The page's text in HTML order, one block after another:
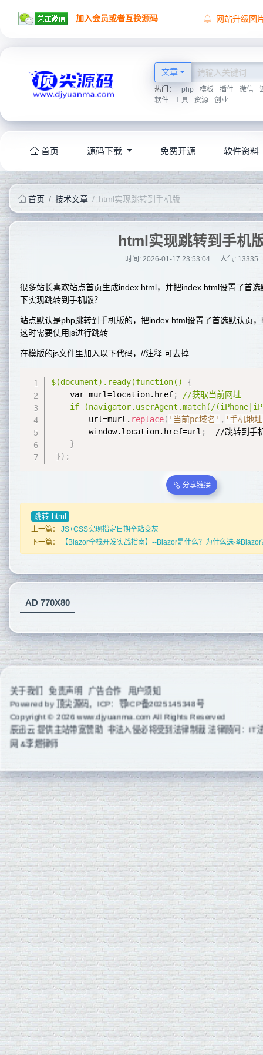
加入会员或者互换源码
网站升级图
文章
热门： php 模板 插件 微信
软件
工具 资源 创业
首页 源码下载 免费开源 软件资料
首页 技术文章 html实现跳转到手机版
html实现跳转到手机
时间: 2026-01-17 23:53:04 人气: 13335
很多站长喜欢站点首页生成index.html，并把index.html设置了首
下实现跳转到手机版？
站点默认是php跳转到手机版的，把index.html设置了首选默认页
这时需要使用js进行跳转
在模版的js文件里加入以下代码，//注释 可去掉
$(document).ready(function()
{
    var murl=location.href
;
//获取当前网址
if (navigator.userAgent.match(/
        url=murl.
replace( '当前pc域名' , '手机地
        window.location.href=url
;
//跳转到手
}
}) ;
分享链接
跳转 html
上一篇： JS+CSS实现指定日期全站变灰
下一篇：
【Blazor全栈开发实战指南】--Blazor是什么？为什么选择Blazor
AD 770X80
关于我们 免责声明 广告合作
用户须知
Powered by
顶尖源码，ICP： 鄂ICP备2025145348号
Copyright © 2026 www.djyuanma.com All Rights Reserved
辰迅云提供主站带宽赞助 非法入侵必将受到法律制裁 法律顾问：IT
网 &李燃律师